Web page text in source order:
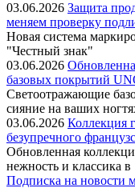
03.06.2026 Защита
меняем проверку
Новая система
"Честный знак"
03.06.2026
базовых покрытий
Cветоотражающие
сияние на ваших
03.06.2026 Коллекция
безупречного
Обновленная
нежность и классика в
Подписка на новости